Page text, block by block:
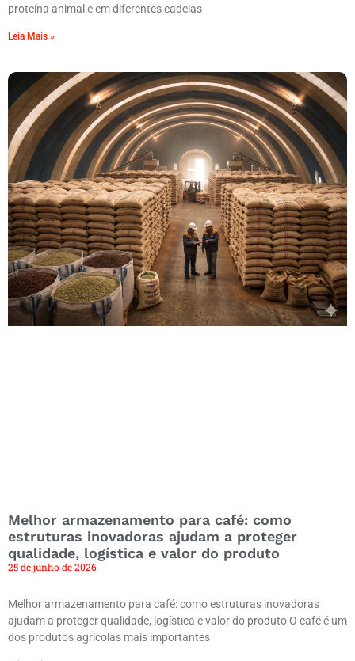
proteína animal e em diferentes cadeias
Leia Mais »
Melhor armazenamento para café: como
estruturas inovadoras ajudam a proteger
qualidade, logística e valor do produto
25 de junho de 2026
Melhor armazenamento para café: como estruturas inovadoras
ajudam a proteger qualidade, logística e valor do produto O café é um
dos produtos agrícolas mais importantes